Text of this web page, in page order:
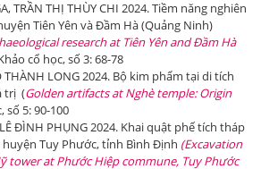
TRẦN THỊ THÙY CHI 2024. Tiềm năng nghiên
Tiên Yên và Đầm Hà (Quảng Ninh)
research at Tiên Yênand Đầm Hà
cổ học, số 3: 68-78
THÀNH LONG 2024. Bộ kim phẩm tại di tích
trị (Golden artifacts at Nghè temple: Origin
số 5: 90-100
ĐÌNH PHỤNG 2024. Khai quật phế tích tháp
Tuy Phước, tỉnh Bình Định (Excavation
tower at Phước Hiệp commune, Tuy Phước